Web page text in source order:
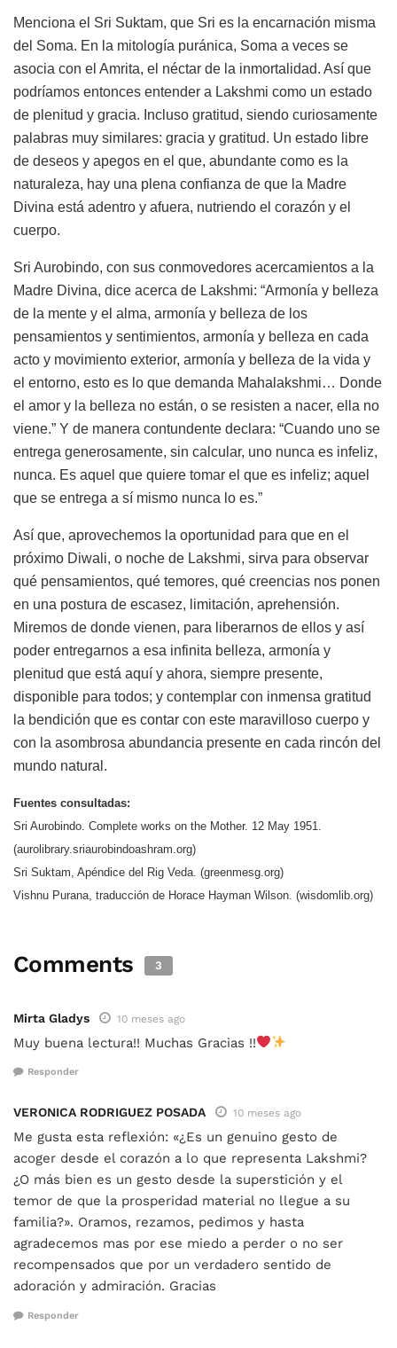
Menciona el Sri Suktam, que Sri es la encarnación misma
del Soma. En la mitología puránica, Soma a veces se
asocia con el Amrita, el néctar de la inmortalidad. Así que
podríamos entonces entender a Lakshmi como un estado
de plenitud y gracia. Incluso gratitud, siendo curiosamente
palabras muy similares: gracia y gratitud. Un estado libre
de deseos y apegos en el que, abundante como es la
naturaleza, hay una plena confianza de que la Madre
Divina está adentro y afuera, nutriendo el corazón y el
cuerpo.
Sri Aurobindo, con sus conmovedores acercamientos a la
Madre Divina, dice acerca de Lakshmi: “Armonía y belleza
de la mente y el alma, armonía y belleza de los
pensamientos y sentimientos, armonía y belleza en cada
acto y movimiento exterior, armonía y belleza de la vida y
el entorno, esto es lo que demanda Mahalakshmi… Donde
el amor y la belleza no están, o se resisten a nacer, ella no
viene.” Y de manera contundente declara: “Cuando uno se
entrega generosamente, sin calcular, uno nunca es infeliz,
nunca. Es aquel que quiere tomar el que es infeliz; aquel
que se entrega a sí mismo nunca lo es.”
Así que, aprovechemos la oportunidad para que en el
próximo Diwali, o noche de Lakshmi, sirva para observar
qué pensamientos, qué temores, qué creencias nos ponen
en una postura de escasez, limitación, aprehensión.
Miremos de donde vienen, para liberarnos de ellos y así
poder entregarnos a esa infinita belleza, armonía y
plenitud que está aquí y ahora, siempre presente,
disponible para todos; y contemplar con inmensa gratitud
la bendición que es contar con este maravilloso cuerpo y
con la asombrosa abundancia presente en cada rincón del
mundo natural.
Fuentes consultadas:
Sri Aurobindo. Complete works on the Mother. 12 May 1951.
(aurolibrary.sriaurobindoashram.org)
Sri Suktam, Apéndice del Rig Veda. (greenmesg.org)
Vishnu Purana, traducción de Horace Hayman Wilson. (wisdomlib.org)
Comments 3
Mirta Gladys 10 meses ago
Muy buena lectura!! Muchas Gracias !!
Responder
VERONICA RODRIGUEZ POSADA 10 meses ago
Me gusta esta reflexión: «¿Es un genuino gesto de
acoger desde el corazón a lo que representa Lakshmi?
¿O más bien es un gesto desde la superstición y el
temor de que la prosperidad material no llegue a su
familia?». Oramos, rezamos, pedimos y hasta
agradecemos mas por ese miedo a perder o no ser
recompensados que por un verdadero sentido de
adoración y admiración. Gracias
Responder